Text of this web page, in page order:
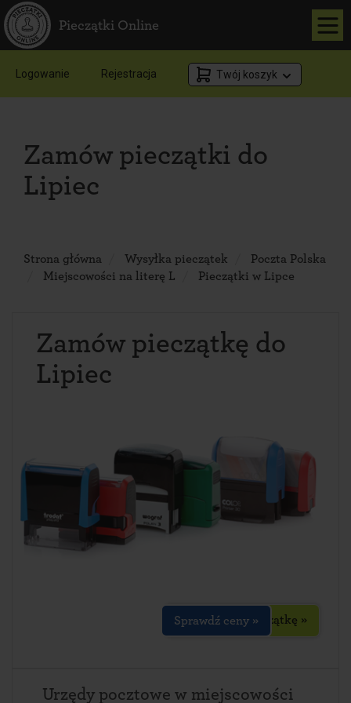
Pieczątki Online
Logowanie Rejestracja Twój koszyk
Zamów pieczątki do
Lipiec
Strona główna Wysyłka pieczątek
Poczta Polska
Miejscowości na literę L
Pieczątki w Lipce
Zamów pieczątkę do
Lipiec
Zaprojektuj pieczątkę »
Sprawdź ceny »
Urzędy pocztowe w miejscowości